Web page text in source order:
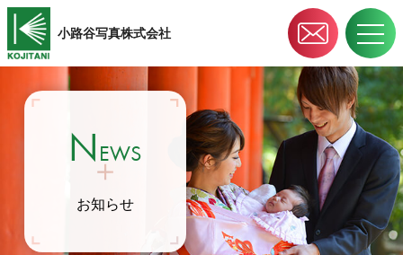
小路谷写真株式会社
NEWS
お知らせ